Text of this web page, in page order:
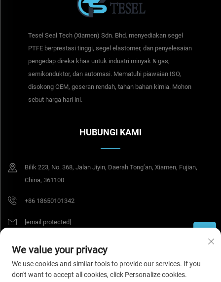
Tesel Seal Tech (Xiamen) Sdn. Bhd. menyediakan segel
PTFE berprestasi tinggi, segel elastomer, dan penyelesaian
pengedap direka khas untuk industri minyak & gas,
semikonduktor, dan automasi. Mematuhi piawaian ISO,
disokong OEM, geseran rendah, tahan bahan kimia. Mohon
sebut harga hari ini.
HUBUNGI KAMI
Bilik 223, No. 368, Jalan Jiyin, Daerah Tong’an, Xiamen, Fujian,
China, 361100
+86 18650101342
[email protected]
Hak Cipta © 2026 Tesel Seal Tech (Xiamen) Sdn. Bhd. Hak cipta terpelihara.
Dasar Privasi
We value your privacy
We use cookies and similar tools to provide our services. If you
don't want to accept all cookies, click Personalize cookies.